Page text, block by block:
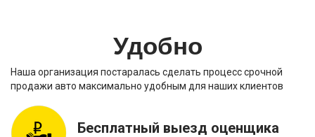
Удобно
Наша организация постаралась сделать процесс срочной
продажи авто максимально удобным для наших клиентов
Бесплатный выезд оценщика